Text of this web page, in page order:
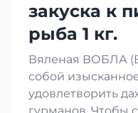
закуска к
рыба 1 кг.
Вяленая ВОБЛА
собой
удовлетворить